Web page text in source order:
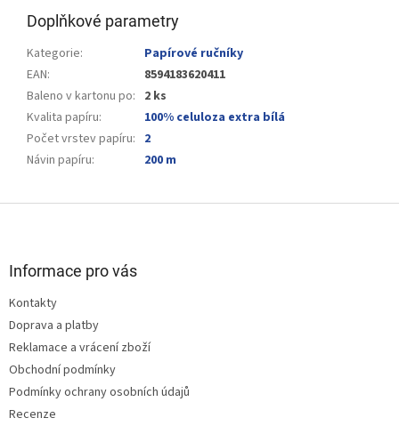
Doplňkové parametry
Kategorie:
Papírové ručníky
EAN:
8594183620411
Baleno v kartonu po: 2 ks
Kvalita papíru:
100% celuloza extra bílá
Počet vrstev papíru: 2
Návin papíru: 200 m
Informace pro vás
Kontakty
Doprava a platby
Reklamace a vrácení zboží
Obchodní podmínky
Podmínky ochrany osobních údajů
Recenze